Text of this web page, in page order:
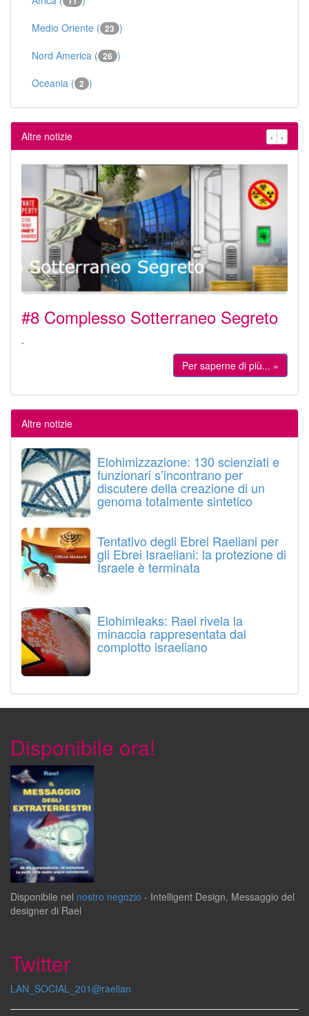
Medio Oriente ( 23 )
Nord America ( 26 )
Oceania ( 2 )
Altre notizie ‹ ›
#8 Complesso Sotterraneo Segreto
.
Per saperne di più... »
Altre notizie
Elohimizzazione: 130 scienziati e
funzionari s’incontrano per
discutere della creazione di un
genoma totalmente sintetico
Tentativo degli Ebrei Raeliani per
gli Ebrei Israeliani: la protezione di
Israele è terminata
Elohimleaks: Rael rivela la
minaccia rappresentata dal
complotto israeliano
Disponibile ora!
Disponibile nel nostro negozio - Intelligent Design, Messaggio del
designer di Rael
Twitter
LAN_SOCIAL_201@raelian